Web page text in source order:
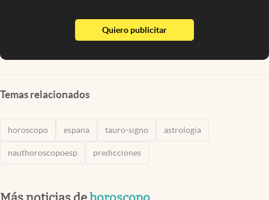
Quiero publicitarabre en nueva pestaña
Temas relacionados
horoscopo espana tauro-signo astrologia
nauthoroscopoesp predicciones